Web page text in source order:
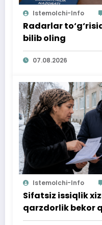
Istemolchi-Info
Radarlar
bilib oling
07.08.2026
Istemolchi-Info
Sifatsiz issiqlik
qarzdorlik bekor